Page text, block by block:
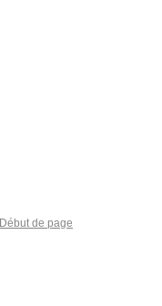
Début de page